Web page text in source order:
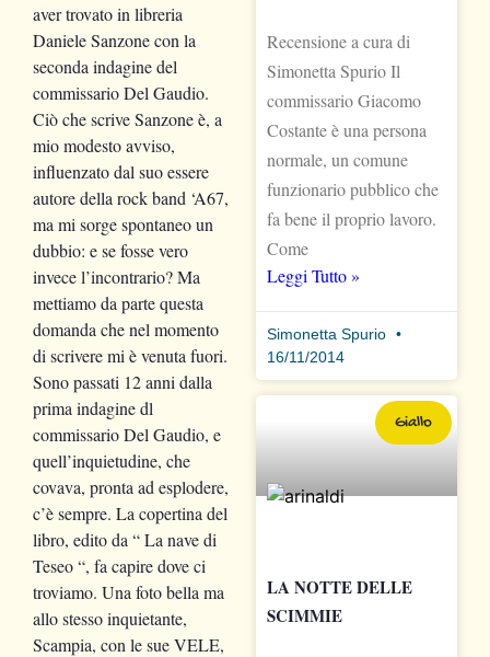
aver trovato in libreria
Daniele Sanzone con la
seconda indagine del
commissario Del Gaudio.
Ciò che scrive Sanzone è, a
mio modesto avviso,
influenzato dal suo essere
autore della rock band ‘A67,
ma mi sorge spontaneo un
dubbio: e se fosse vero
invece l’incontrario? Ma
mettiamo da parte questa
domanda che nel momento
di scrivere mi è venuta fuori.
Sono passati 12 anni dalla
prima indagine dl
commissario Del Gaudio, e
quell’inquietudine, che
covava, pronta ad esplodere,
c’è sempre. La copertina del
libro, edito da “ La nave di
Teseo “, fa capire dove ci
troviamo. Una foto bella ma
allo stesso inquietante,
Scampia, con le sue VELE,
Recensione a cura di
Simonetta Spurio Il
commissario Giacomo
Costante è una persona
normale, un comune
funzionario pubblico che
fa bene il proprio lavoro.
Come
Leggi Tutto »
Simonetta Spurio
16/11/2014
Giallo
LA NOTTE DELLE
SCIMMIE